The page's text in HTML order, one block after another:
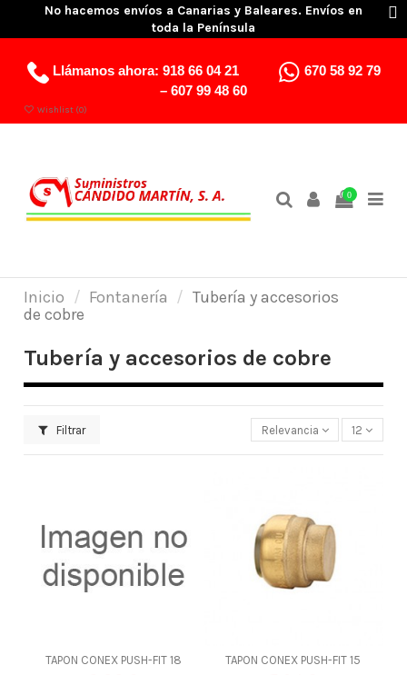
No hacemos envíos a Canarias y Baleares. Envíos en
toda la Península
Llámanos ahora: 918 66 04 21
670 58 92 79
– 607 99 48 60
Wishlist (0)
0
Inicio Fontanería
Tubería y accesorios
de cobre
Tubería y accesorios de cobre
Filtrar Relevancia 12
TAPON CONEX PUSH-FIT 18 TAPON CONEX PUSH-FIT 15